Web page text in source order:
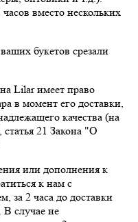
вместо нескольких
букетов срезали
Lilar имеет право
в момент его доставки,
качества (на
21 Закона "О
или дополнения к
к нам с
за 2 часа до доставки
В случае не